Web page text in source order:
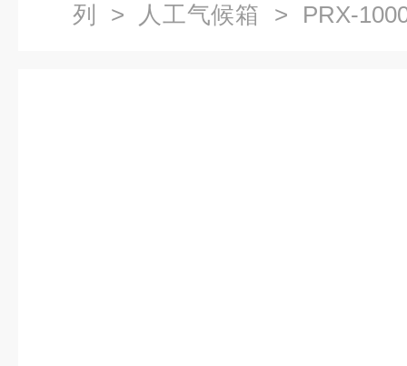
列
> 人工气候箱 > PRX-